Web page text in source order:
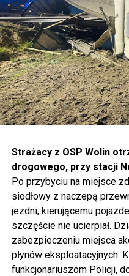
Strażacy z OSP Wolin
drogowego, przy stacji
Po przybyciu na miejsce
siodłowy z naczepą
jezdni, kierującemu
szczęście nie ucierpiał.
zabezpieczeniu miejsca
płynów eksploatacyjnych.
funkcjonariuszom Policji,